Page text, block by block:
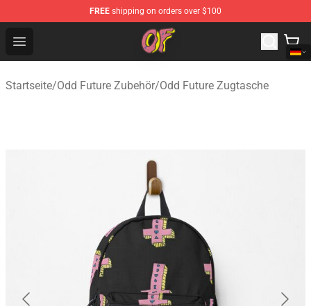
FREE shipping on orders over $100
Open menu
Odd Future Shop - Official Odd Future Merchandise Store
Startseite/Odd Future Zubehör/Odd Future Zugtasche